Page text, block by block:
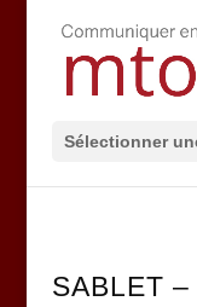
Sélectionner
SABLET